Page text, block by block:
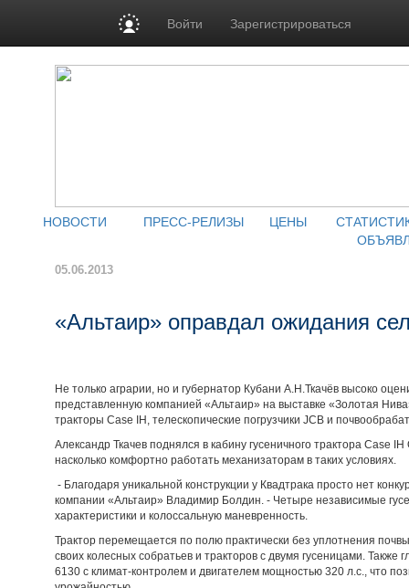
Войти Зарегистрироваться
НОВОСТИ ПРЕСС-РЕЛИЗЫ ЦЕНЫ
05.06.2013
«Альтаир» оправдал ожидания
Не только аграрии, но и губернатор Кубани А.Н.Ткачёв высоко
представленную компанией «Альтаир» на выставке «Золотая
тракторы Case IH, телескопические погрузчики JCB и
Александр Ткачев поднялся в кабину гусеничного трактора Case
насколько комфортно работать механизаторам в таких условиях.
- Благодаря уникальной конструкции у Квадтрака просто нет
компании «Альтаир» Владимир Болдин. - Четыре независимые
характеристики и колоссальную маневренность.
Трактор перемещается по полю практически без уплотнения
своих колесных собратьев и тракторов с двумя гусеницами. Также
6130 с климат-контролем и двигателем мощностью 320 л.с., что